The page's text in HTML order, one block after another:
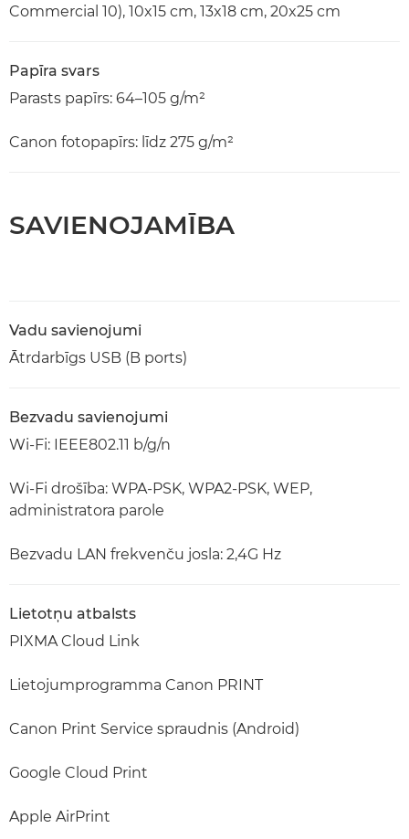
Commercial 10), 10x15 cm, 13x18 cm, 20x25 cm
Papīra svars
Parasts papīrs: 64–105 g/m²
Canon fotopapīrs: līdz 275 g/m²
SAVIENOJAMĪBA
Vadu savienojumi
Ātrdarbīgs USB (B ports)
Bezvadu savienojumi
Wi-Fi: IEEE802.11 b/g/n
Wi-Fi drošība: WPA-PSK, WPA2-PSK, WEP,
administratora parole
Bezvadu LAN frekvenču josla: 2,4G Hz
Lietotņu atbalsts
PIXMA Cloud Link
Lietojumprogramma Canon PRINT
Canon Print Service spraudnis (Android)
Google Cloud Print
Apple AirPrint